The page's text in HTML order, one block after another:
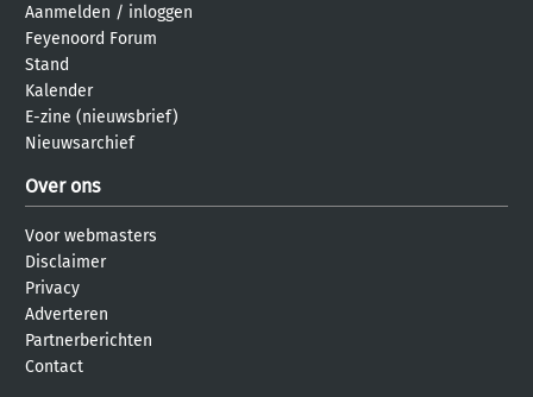
Aanmelden / inloggen
Feyenoord Forum
Stand
Kalender
E-zine (nieuwsbrief)
Nieuwsarchief
Over ons
Voor webmasters
Disclaimer
Privacy
Adverteren
Partnerberichten
Contact